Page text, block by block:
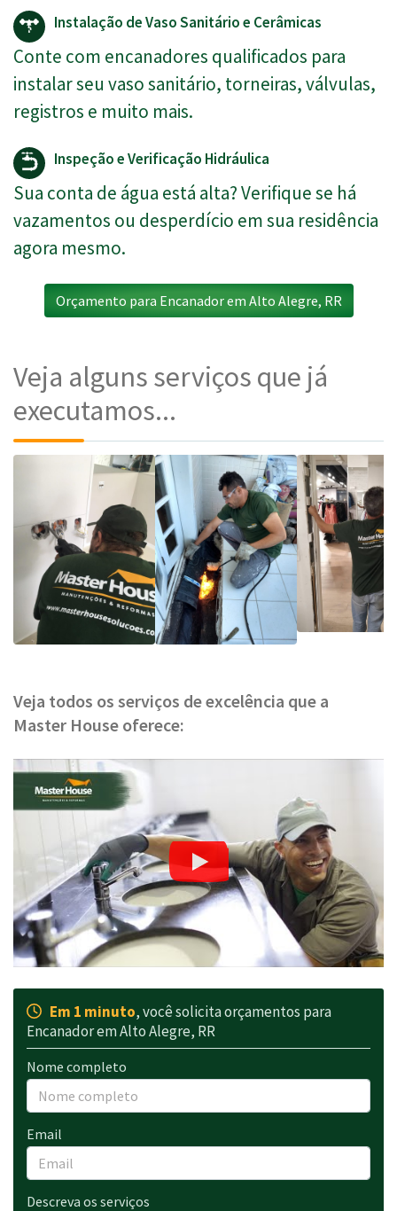
Instalação de Vaso Sanitário e Cerâmicas
Conte com encanadores qualificados para
instalar seu vaso sanitário, torneiras, válvulas,
registros e muito mais.
Inspeção e Verificação Hidráulica
Sua conta de água está alta? Verifique se há
vazamentos ou desperdício em sua residência
agora mesmo.
Orçamento para Encanador em Alto Alegre, RR
Veja alguns serviços que já
executamos...
Veja todos os serviços de excelência que a
Master House oferece:
Em 1 minuto, você solicita orçamentos para
Encanador em Alto Alegre, RR
Nome completo
Email
Descreva os serviços